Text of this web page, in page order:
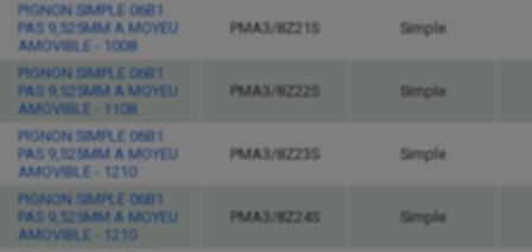
PIGNON SIMPLE 06B1
PAS 9,525MM A MOYEU
AMOVIBLE - 1008
PMA3/8Z21S Simple
PIGNON SIMPLE 06B1
PAS 9,525MM A MOYEU
AMOVIBLE - 1108
PMA3/8Z22S Simple
PIGNON SIMPLE 06B1
PAS 9,525MM A MOYEU
AMOVIBLE - 1210
PMA3/8Z23S Simple
PIGNON SIMPLE 06B1
PAS 9,525MM A MOYEU
AMOVIBLE - 1210
PMA3/8Z24S Simple